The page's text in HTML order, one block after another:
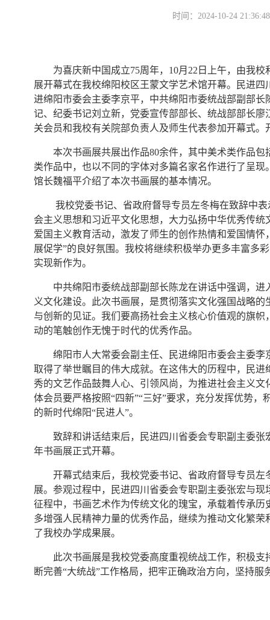
时间：2024-10-24
为喜庆新中国成立75周年，10月22日上午，由我
展开幕式在我校绵阳校区王蒙文学艺术馆开幕。民进
进绵阳市委会主委李京平，中共绵阳市委统战部副部
记、纪委书记刘立新，党委宣传部部长、统战部部长
关会员和我校有关院部负责人及师生代表参加开幕式
本次书画展共展出作品80余件，其中美术类作品
类作品中，也以不同的字体对多篇名家名作进行了呈
馆长魏福平介绍了本次书画展的基本情况。
我校党委书记、省政府督导专员左冬梅在致辞中
会主义思想和习近平文化思想，大力弘扬中华优秀传
爱国主义教育活动，激发了师生的创作热情和爱国情
展促学”的良好氛围。我校将继续积极举办更多丰富多
实现新作为。
中共绵阳市委统战部副部长陈龙在讲话中强调，
义文化建设。此次书画展，是贯彻落实文化强国战略
与创新的见证。我们要高扬社会主义核心价值观的旗
动的笔触创作无愧于时代的优秀作品。
绵阳市人大常委会副主任、民进绵阳市委会主委
取得了举世瞩目的伟大成就。在这伟大的历程中，民
秀的文艺作品鼓舞人心、引领风尚，为推进社会主义
体会员要严格按照“四新”“三好”要求，充分发挥优势
的新时代绵阳“民进人”。
致辞和讲话结束后，民进四川省委会专职副主委
年书画展正式开幕。
开幕式结束后，我校党委书记、省政府督导专员
展。参观过程中，民进四川省委会专职副主委张宏与
征程中，书画艺术作为传统文化的瑰宝，承载着传承
多增强人民精神力量的优秀作品，继续为推动文化繁
了我校办学成果展。
此次书画展是我校党委高度重视统战工作，积极
断完善“大统战”工作格局，把牢正确政治方向，坚持